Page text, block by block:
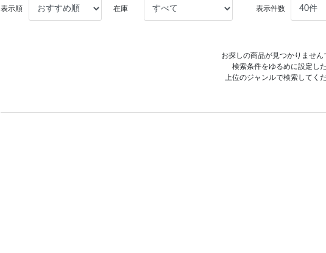
表示順 在庫 表示件数
お探しの商品が見つかりません
検索条件をゆるめに設定した
上位のジャンルで検索してく